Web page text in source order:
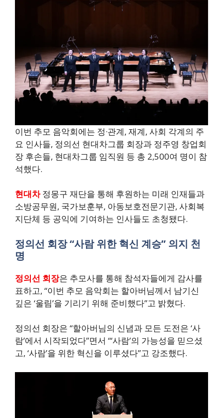
이번 추모 음악회에는 정·관계, 재계, 사회 각계의 주
요 인사들, 정의선 현대차그룹 회장과 정주영 창업회
장 후손들, 현대차그룹 임직원 등 총 2,500여 명이 참
석했다.
현대차정몽구 재단을 통해 후원하는 미래 인재들과
소방공무원, 국가보훈부, 아동보호전문기관, 사회복
지단체 등 공익에 기여하는 인사들도 초청됐다.
정의선 회장 “사람 위한 혁신 계승” 의지 천
명
정의선 회장은 추모사를 통해 참석자들에게 감사를
표하고, “이번 추모 음악회는 할아버님께서 남기신
깊은 ‘울림’을 기리기 위해 준비했다”고 밝혔다.
정의선 회장은 “할아버님의 신념과 모든 도전은 ‘사
람’에서 시작되었다”면서 “‘사람’의 가능성을 믿으셨
고, ‘사람’을 위한 혁신을 이루셨다”고 강조했다.